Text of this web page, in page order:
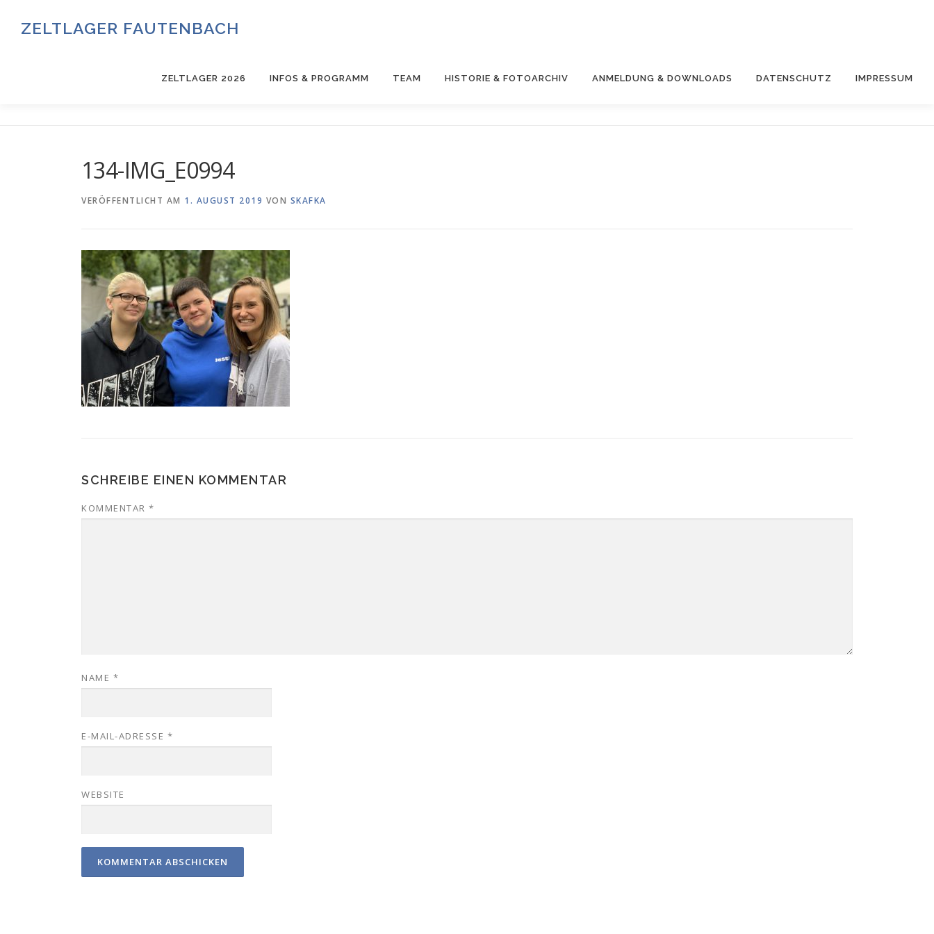
InhaltZELTLAGER FAUTENBACH
ZELTLAGER 2026 INFOS & PROGRAMM TEAM HISTORIE & FOTOARCHIV ANMELDUNG & DOWNLOADS DATENSCHUTZ IMPRESSUM
134-IMG_E0994
VERÖFFENTLICHT AM 1. AUGUST 2019 VON SKAFKA
SCHREIBE EINEN KOMMENTAR
KOMMENTAR *
NAME *
E-MAIL-ADRESSE *
WEBSITE